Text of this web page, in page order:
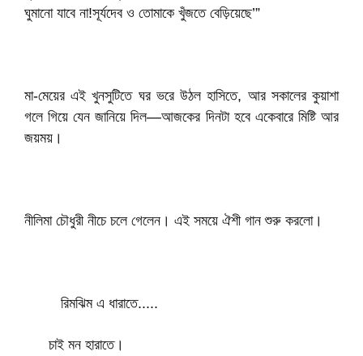
ঘুমানো যাবে না!সূর্যদেব ও তোমাকে খুঁজতে বেড়িয়েছে’”
মা-মেয়ের এই খুনসুটিতে ঘর ভরে উঠল হাসিতে, আর সকালের কুয়াশা
গলে গিয়ে যেন জানিয়ে দিল—আজকের দিনটা হবে একেবারে মিষ্টি আর
জয়ময়।
নীলিমা চৌধুরী নীচে চলে গেলেন। এই সময়ে ঐশী গান শুরু করলো।
রিমঝিম এ ধারাতে.....
চাই মন হারাতে।